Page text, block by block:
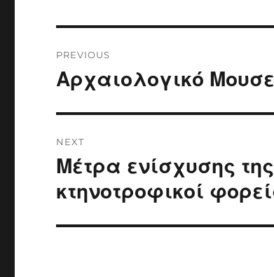
navigation
PREVIOUS
Previous
Αρχαιολογικό
NEXT
Next
Μέτρα ενίσχυσης
κτηνοτροφικοί